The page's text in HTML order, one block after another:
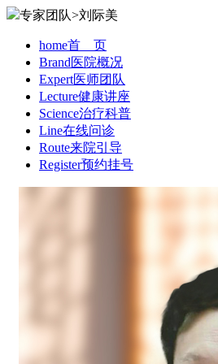
专家团队>刘际美
home首 页
Brand医院概况
Expert医师团队
Lecture健康讲座
Science治疗科普
Line在线问诊
Route来院引导
Register预约挂号